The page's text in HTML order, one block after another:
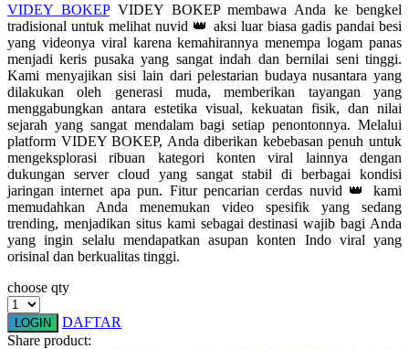
Real Shades
Red Castle
Ribbon Madness
S
Sebamed
Silver Cross
Simply Idea
Skip Hop
Squishmallows
VIDEY BOKEPVIDEY BOKEP membawa Anda ke bengkel
tradisional untuk melihat nuvid 👑 aksi luar biasa gadis pandai besi
yang videonya viral karena kemahirannya menempa logam panas
menjadi keris pusaka yang sangat indah dan bernilai seni tinggi.
Kami menyajikan sisi lain dari pelestarian budaya nusantara yang
dilakukan oleh generasi muda, memberikan tayangan yang
menggabungkan antara estetika visual, kekuatan fisik, dan nilai
sejarah yang sangat mendalam bagi setiap penontonnya. Melalui
platform VIDEY BOKEP, Anda diberikan kebebasan penuh untuk
mengeksplorasi ribuan kategori konten viral lainnya dengan
dukungan server cloud yang sangat stabil di berbagai kondisi
jaringan internet apa pun. Fitur pencarian cerdas nuvid 👑 kami
memudahkan Anda menemukan video spesifik yang sedang
trending, menjadikan situs kami sebagai destinasi wajib bagi Anda
yang ingin selalu mendapatkan asupan konten Indo viral yang
orisinal dan berkualitas tinggi.
choose qty
LOGIN
DAFTAR
Share product: